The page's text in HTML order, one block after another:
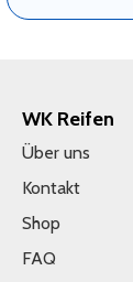
WK Reifen
Über uns
Kontakt
Shop
FAQ